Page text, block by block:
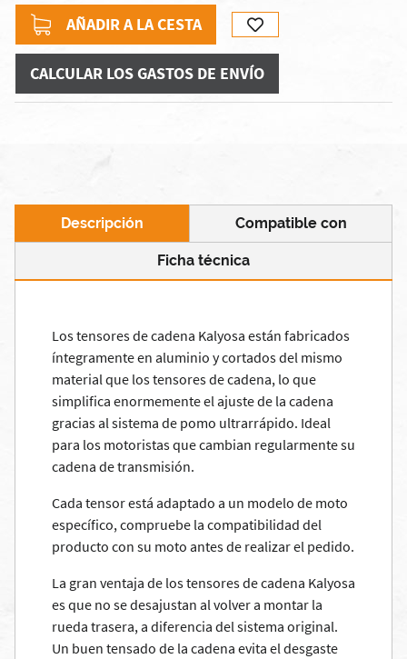
AÑADIR A LA CESTA
CALCULAR LOS GASTOS DE ENVÍO
Descripción Compatible con
Ficha técnica
Los tensores de cadena Kalyosa están fabricados
íntegramente en aluminio y cortados del mismo
material que los tensores de cadena, lo que
simplifica enormemente el ajuste de la cadena
gracias al sistema de pomo ultrarrápido. Ideal
para los motoristas que cambian regularmente su
cadena de transmisión.
Cada tensor está adaptado a un modelo de moto
específico, compruebe la compatibilidad del
producto con su moto antes de realizar el pedido.
La gran ventaja de los tensores de cadena Kalyosa
es que no se desajustan al volver a montar la
rueda trasera, a diferencia del sistema original.
Un buen tensado de la cadena evita el desgaste